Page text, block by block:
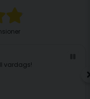
vardags!